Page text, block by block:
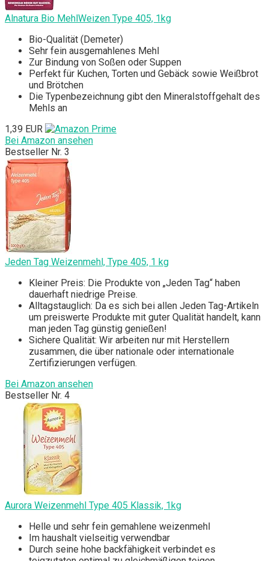
Alnatura Bio MehlWeizen Type 405, 1kg
Bio-Qualität (Demeter)
Sehr fein ausgemahlenes Mehl
Zur Bindung von Soßen oder Suppen
Perfekt für Kuchen, Torten und Gebäck sowie Weißbrot
und Brötchen
Die Typenbezeichnung gibt den Mineralstoffgehalt des
Mehls an
1,39 EUR
Bei Amazon ansehen
Bestseller Nr. 3
Jeden Tag Weizenmehl, Type 405, 1 kg
Kleiner Preis: Die Produkte von „Jeden Tag“ haben
dauerhaft niedrige Preise.
Alltagstauglich: Da es sich bei allen Jeden Tag-Artikeln
um preiswerte Produkte mit guter Qualität handelt, kann
man jeden Tag günstig genießen!
Sichere Qualität: Wir arbeiten nur mit Herstellern
zusammen, die über nationale oder internationale
Zertifizierungen verfügen.
Bei Amazon ansehen
Bestseller Nr. 4
Aurora Weizenmehl Type 405 Klassik, 1kg
Helle und sehr fein gemahlene weizenmehl
Im haushalt vielseitig verwendbar
Durch seine hohe backfähigkeit verbindet es